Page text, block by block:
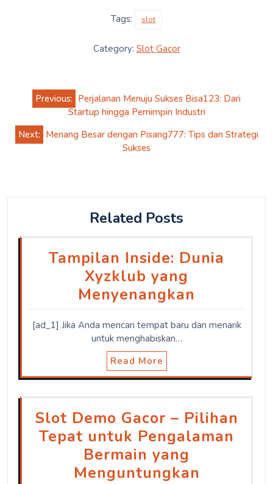
Tags: slot
Category: Slot Gacor
Post
navigation
Previous: Perjalanan Menuju Sukses Bisa123: Dari
Startup hingga Pemimpin Industri
Next: Menang Besar dengan Pisang777: Tips dan Strategi
Sukses
Related Posts
Tampilan Inside: Dunia
Xyzklub yang
Menyenangkan
[ad_1] Jika Anda mencari tempat baru dan menarik
untuk menghabiskan…
Read More
Slot Demo Gacor – Pilihan
Tepat untuk Pengalaman
Bermain yang
Menguntungkan